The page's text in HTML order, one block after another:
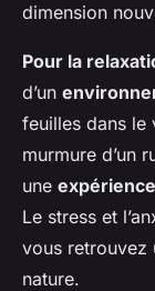
dimension
Pour la
d’un
feuilles dans le
murmure d’un
une
Le stress et
vous retrouvez
nature.